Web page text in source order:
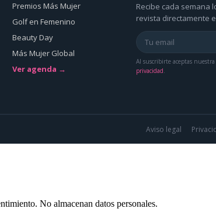
Premios Más Mujer
Golf en Femenino
Beauty Day
Más Mujer Global
Ver agenda →
Recibe cada semana
revista directamente
Al suscribirte aceptas nuestra
privacidad.
Aviso legal
No almacenan datos personales.